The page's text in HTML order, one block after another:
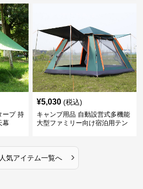
ープ 持
幕
¥5,030 (税込)
キャンプ用品 自動設営式多機能
大型ファミリー向け宿泊用テン
人気アイテム一覧へ ›